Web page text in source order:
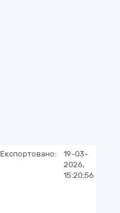
Експортовано:
19-03-
2026,
15:20:56